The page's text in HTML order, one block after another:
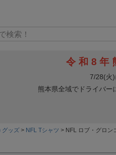
グッズ NFL Tシャツ NFL ロブ・グロン